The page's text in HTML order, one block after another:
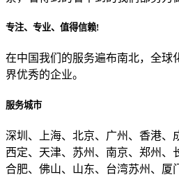
专注、专业、值得信赖!
在中国我们的服务遍布南北，全球
界优秀的企业。
服务城市
深圳、上海、北京、广州、香港、
西定、天津、苏州、南京、郑州、
合肥、佛山、山东、台湾苏州、厦